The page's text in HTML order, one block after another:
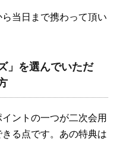
当日まで携わって頂い
」を選んでいただ
ントの一つが二次会用
る点です。あの特典は